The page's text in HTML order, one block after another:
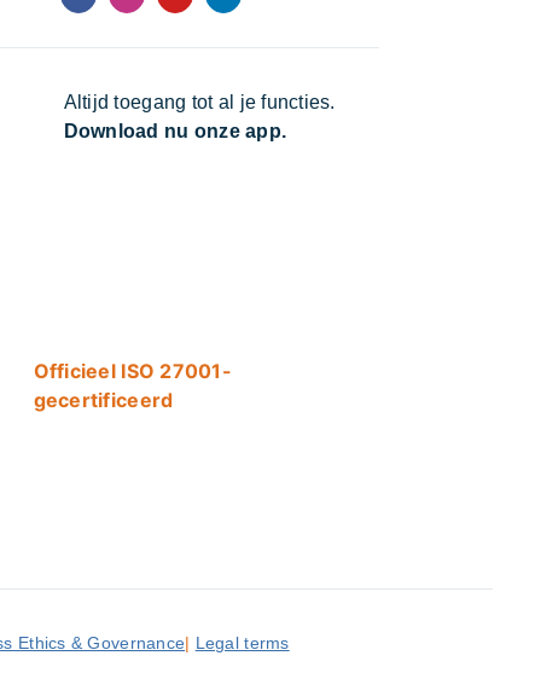
Altijd toegang tot al je functies.
Download nu onze app.
Officieel ISO 27001-
gecertificeerd
Ethics & Governance| Legal terms